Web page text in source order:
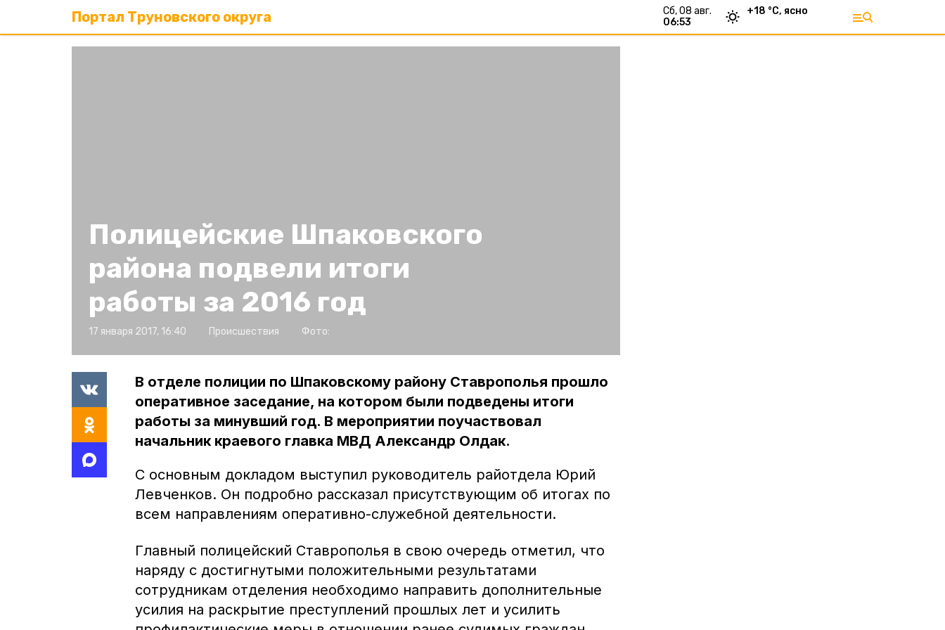
Портал Труновского округа
сб, 08 авг.
06:53
+18 °С, ясно
Полицейские Шпаковского
района подвели итоги
работы за 2016 год
17 января 2017, 16:40 Происшествия Фото:
В отделе полиции по Шпаковскому району Ставрополья прошло
оперативное заседание, на котором были подведены итоги
работы за минувший год. В мероприятии поучаствовал
начальник краевого главка МВД Александр Олдак.
С основным докладом выступил руководитель райотдела Юрий
Левченков. Он подробно рассказал присутствующим об итогах по
всем направлениям оперативно-служебной деятельности.
Главный полицейский Ставрополья в свою очередь отметил, что
наряду с достигнутыми положительными результатами
сотрудникам отделения необходимо направить дополнительные
усилия на раскрытие преступлений прошлых лет и усилить